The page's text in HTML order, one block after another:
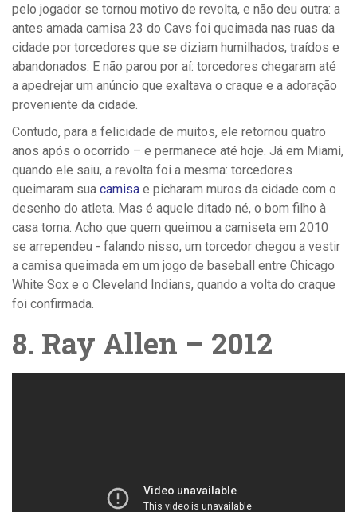
pelo jogador se tornou motivo de revolta, e não deu outra: a
antes amada camisa 23 do Cavs foi queimada nas ruas da
cidade por torcedores que se diziam humilhados, traídos e
abandonados. E não parou por aí: torcedores chegaram até
a apedrejar um anúncio que exaltava o craque e a adoração
proveniente da cidade.
Contudo, para a felicidade de muitos, ele retornou quatro
anos após o ocorrido – e permanece até hoje. Já em Miami,
quando ele saiu, a revolta foi a mesma: torcedores
queimaram sua camisa e picharam muros da cidade com o
desenho do atleta. Mas é aquele ditado né, o bom filho à
casa torna. Acho que quem queimou a camiseta em 2010
se arrependeu - falando nisso, um torcedor chegou a vestir
a camisa queimada em um jogo de baseball entre Chicago
White Sox e o Cleveland Indians, quando a volta do craque
foi confirmada.
8. Ray Allen – 2012